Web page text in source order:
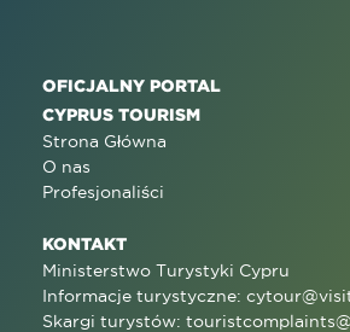
OFICJALNY PORTAL
CYPRUS TOURISM
Strona Główna
O nas
Profesjonaliści
KONTAKT
Ministerstwo Turystyki Cypru
Informacje turystyczne:
Skargi turystów: